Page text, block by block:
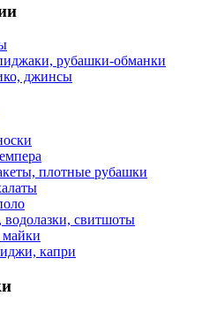
рубашки-обманки
джинсы
плотные рубашки
водолазки, свитшоты
капри